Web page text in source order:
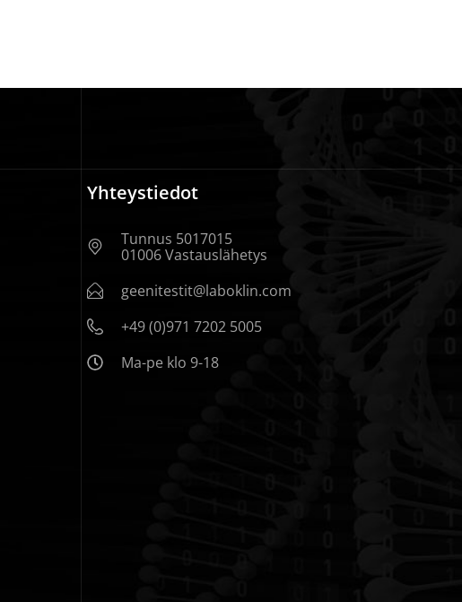
Yhteystiedot
Tunnus 5017015
01006 Vastauslähetys
geenitestit@laboklin.com
+49 (0)971 7202 5005
Ma-pe klo 9-18